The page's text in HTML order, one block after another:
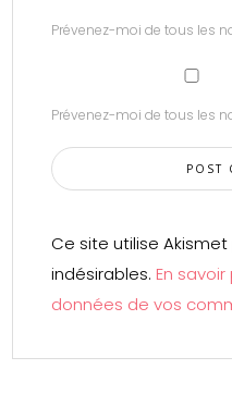
Prévenez-moi de tous les
Prévenez-moi de tous les
Ce site utilise
indésirables. En
données de vos